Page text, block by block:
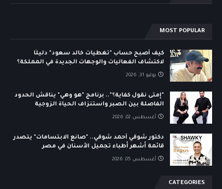
MOST POPULAR
كيف أصبح حساب "تغطيات خالد سعود" دليلًا
لاكتشاف الفعاليات والوجهات الجديدة في المملكة؟
يوليو 31, 2026
"إمتى نقول كفاية؟".. برنامج "هو وهي" يناقش الحدود
الفاصلة بين الصبر واستنزاف الحياة الزوجية
أغسطس 02, 2026
دكتور شوقي أحمد شوقي.. "صانع الابتسامات" يتصدر
قائمة أشهر أطباء تجميل الأسنان في مصر
أغسطس 05, 2026
CATEGORIES